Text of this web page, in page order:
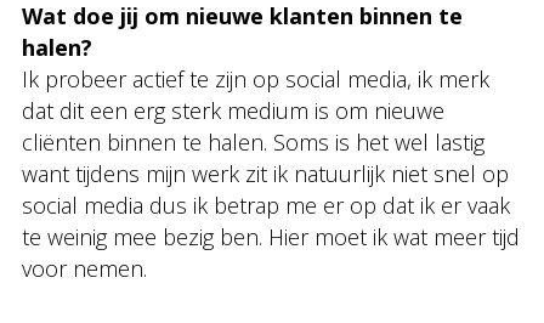
Wat doe jij om nieuwe klanten binnen te
halen?
Ik probeer actief te zijn op social media, ik merk
dat dit een erg sterk medium is om nieuwe
cliënten binnen te halen. Soms is het wel lastig
want tijdens mijn werk zit ik natuurlijk niet snel op
social media dus ik betrap me er op dat ik er vaak
te weinig mee bezig ben. Hier moet ik wat meer tijd
voor nemen.